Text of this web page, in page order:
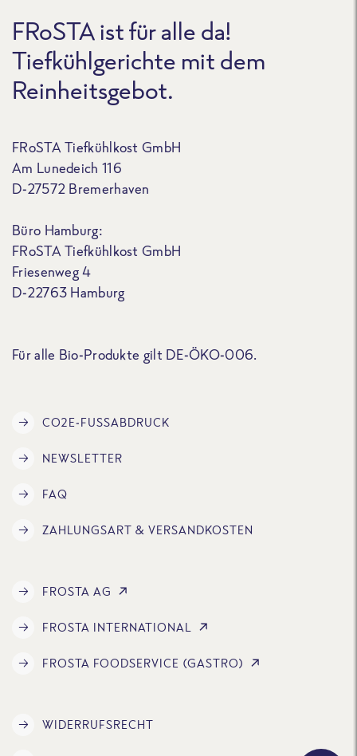
FRoSTA ist für alle da!
Tiefkühlgerichte mit dem
Reinheitsgebot.
FRoSTA Tiefkühlkost GmbH
Am Lunedeich 116
D-27572 Bremerhaven
Büro Hamburg:
FRoSTA Tiefkühlkost GmbH
Friesenweg 4
D-22763 Hamburg
Für alle Bio-Produkte gilt DE-ÖKO-006.
CO2E-FUSSABDRUCK
NEWSLETTER
FAQ
ZAHLUNGSART & VERSANDKOSTEN
FROSTA AG
FROSTA INTERNATIONAL
FROSTA FOODSERVICE (GASTRO)
WIDERRUFSRECHT